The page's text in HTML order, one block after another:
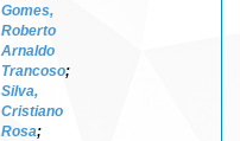
Gomes,
Roberto
Arnaldo
Trancoso;
Silva,
Cristiano
Rosa;